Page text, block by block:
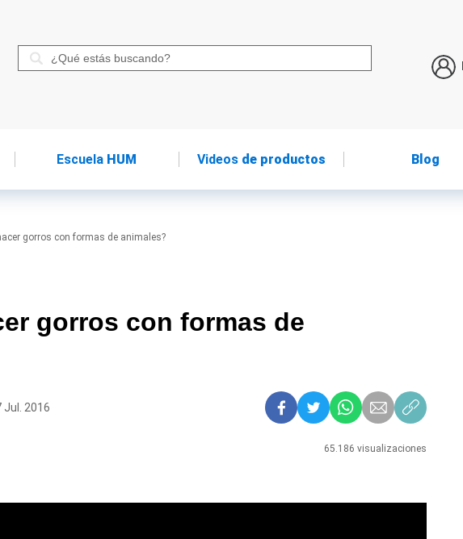
Escuela HUM Videosde productos Blog
gorros con formas de animales?
gorros con formas de
Jul. 2016
65.186 visualizaciones